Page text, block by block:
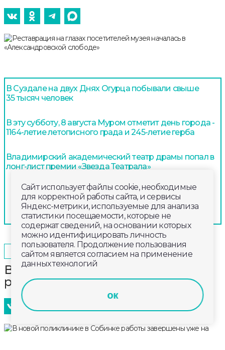
В Суздале на двух Днях Огурца побывали свыше
35 тысяч человек
В эту субботу, 8 августа Муром отметит день города -
1164-летие летописного града и 245-летие герба
Владимирский академический театр драмы попал в
лонг-лист премии «Звезда Театрала»
КУЛЬТУРА 2024-10-15 14:40
В новой поликлинике в Собинке
работы завершены уже на 70%
Сайт использует файлы cookie, необходимые
для корректной работы сайта, и сервисы
Яндекс-метрики, используемые для анализа
статистики посещаемости, которые не
содержат сведений, на основании которых
можно идентифицировать личность
пользователя. Продолжение пользования
сайтом является согласием на применение
данных технологий
ок